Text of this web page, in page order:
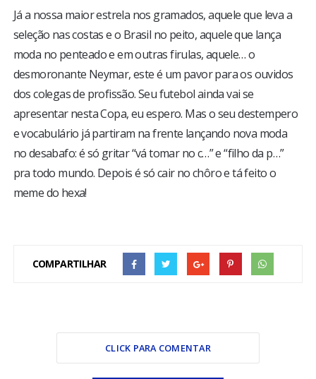
Já a nossa maior estrela nos gramados, aquele que leva a
seleção nas costas e o Brasil no peito, aquele que lança
moda no penteado e em outras firulas, aquele… o
desmoronante Neymar, este é um pavor para os ouvidos
dos colegas de profissão. Seu futebol ainda vai se
apresentar nesta Copa, eu espero. Mas o seu destempero
e vocabulário já partiram na frente lançando nova moda
no desabafo: é só gritar “vá tomar no c…” e “filho da p…”
pra todo mundo. Depois é só cair no chôro e tá feito o
meme do hexa!
COMPARTILHAR
CLICK PARA COMENTAR